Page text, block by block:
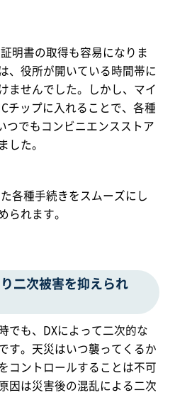
明書の取得も容易になりま
、役所が開いている時間帯に
ませんでした。しかし、マイ
チップに入れることで、各種
つでもコンビニエンスストア
した。
各種手続きをスムーズにし
られます。
二次被害を抑えられ
でも、DXによって二次的な
す。天災はいつ襲ってくるか
コントロールすることは不可
因は災害後の混乱による二次